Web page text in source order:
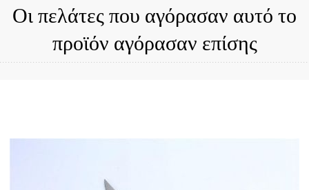
Οι πελάτες που αγόρασαν αυτό το
προϊόν αγόρασαν επίσης